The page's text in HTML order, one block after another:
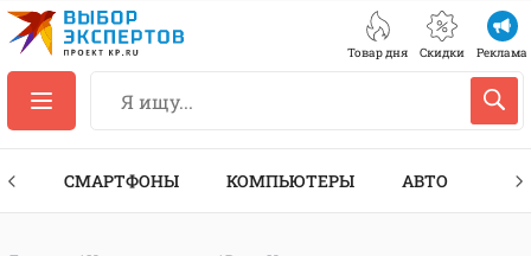
Товар дня Скидки Реклама
СМАРТФОНЫ КОМПЬЮТЕРЫ АВТО